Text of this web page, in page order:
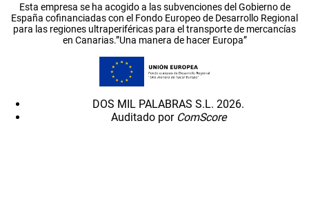
Esta empresa se ha acogido a las subvenciones del Gobierno de
España cofinanciadas con el Fondo Europeo de Desarrollo Regional
para las regiones ultraperiféricas para el transporte de mercancías
en Canarias.”Una manera de hacer Europa”
DOS MIL PALABRAS S.L. 2026.
Auditado por ComScore